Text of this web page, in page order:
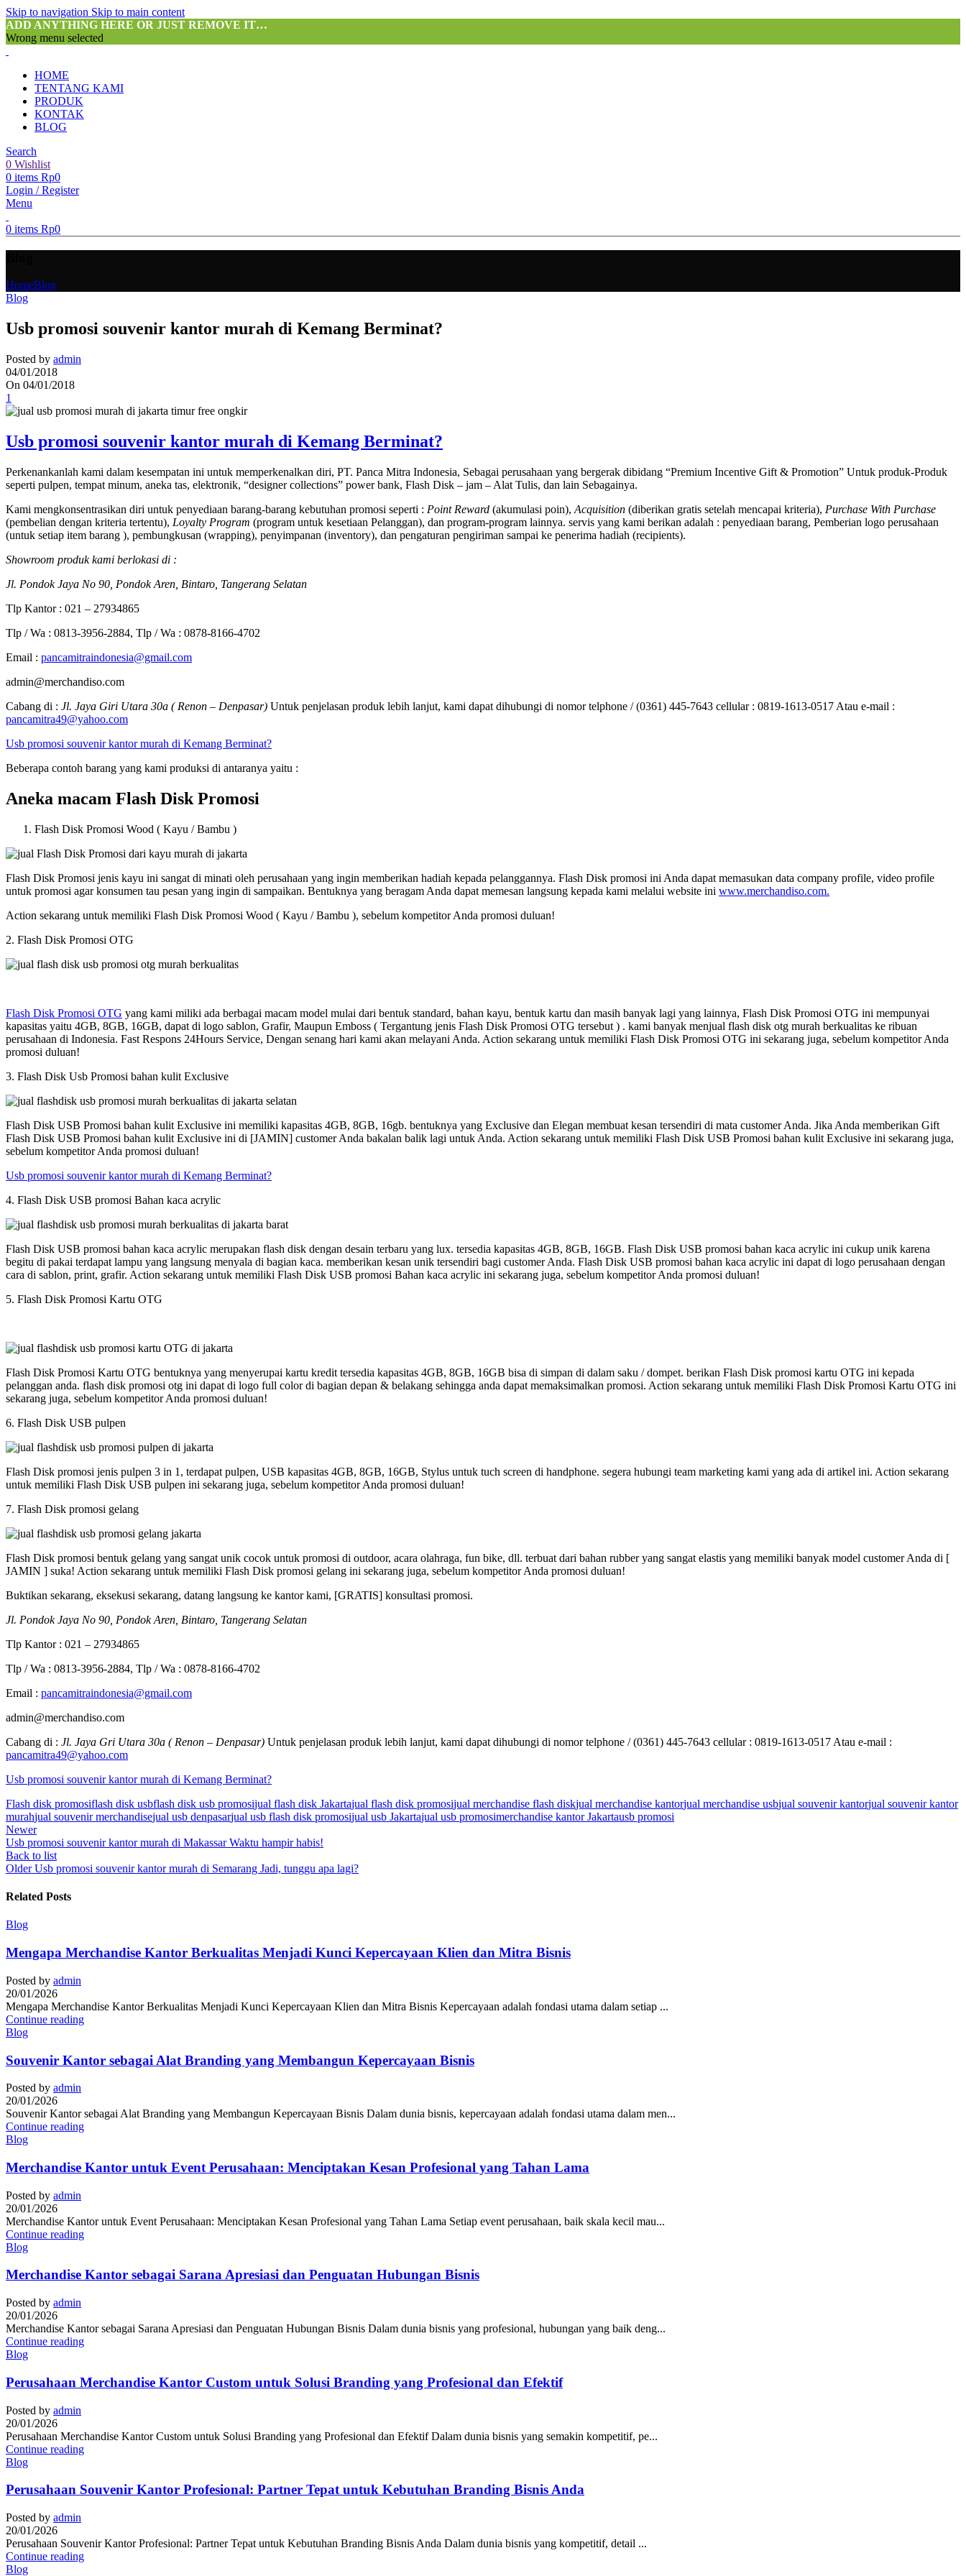
Skip to navigation Skip to main content
ADD ANYTHING HERE OR JUST REMOVE IT…
Wrong menu selected
HOME
TENTANG KAMI
PRODUK
KONTAK
BLOG
Search
0 Wishlist
0 items Rp0
Login / Register
Menu
0 items Rp0
HomeBlog
Blog
Usb promosi souvenir kantor murah di Kemang Berminat?
Posted by admin
04/01/2018
On 04/01/2018
1
Usb promosi souvenir kantor murah di Kemang Berminat?
Perkenankanlah kami dalam kesempatan ini untuk memperkenalkan diri, PT. Panca Mitra Indonesia, Sebagai perusahaan yang bergerak dibidang “Premium Incentive Gift & Promotion” Untuk produk-Produk
seperti pulpen, tempat minum, aneka tas, elektronik, “designer collections” power bank, Flash Disk – jam – Alat Tulis, dan lain Sebagainya.
Kami mengkonsentrasikan diri untuk penyediaan barang-barang kebutuhan promosi seperti : Point Reward (akumulasi poin), Acquisition (diberikan gratis setelah mencapai kriteria), Purchase With Purchase
(pembelian dengan kriteria tertentu), Loyalty Program (program untuk kesetiaan Pelanggan), dan program-program lainnya. servis yang kami berikan adalah : penyediaan barang, Pemberian logo perusahaan
(untuk setiap item barang ), pembungkusan (wrapping), penyimpanan (inventory), dan pengaturan pengiriman sampai ke penerima hadiah (recipients).
Showroom produk kami berlokasi di :
Jl. Pondok Jaya No 90, Pondok Aren, Bintaro, Tangerang Selatan
Tlp Kantor : 021 – 27934865
Tlp / Wa : 0813-3956-2884, Tlp / Wa : 0878-8166-4702
Email : pancamitraindonesia@gmail.com
admin@merchandiso.com
Cabang di : Jl. Jaya Giri Utara 30a ( Renon – Denpasar) Untuk penjelasan produk lebih lanjut, kami dapat dihubungi di nomor telphone / (0361) 445-7643 cellular : 0819-1613-0517 Atau e-mail :
pancamitra49@yahoo.com
Usb promosi souvenir kantor murah di Kemang Berminat?
Beberapa contoh barang yang kami produksi di antaranya yaitu :
Aneka macam Flash Disk Promosi
Flash Disk Promosi Wood ( Kayu / Bambu )
Flash Disk Promosi jenis kayu ini sangat di minati oleh perusahaan yang ingin memberikan hadiah kepada pelanggannya. Flash Disk promosi ini Anda dapat memasukan data company profile, video profile
untuk promosi agar konsumen tau pesan yang ingin di sampaikan. Bentuknya yang beragam Anda dapat memesan langsung kepada kami melalui website ini www.merchandiso.com.
Action sekarang untuk memiliki Flash Disk Promosi Wood ( Kayu / Bambu ), sebelum kompetitor Anda promosi duluan!
2. Flash Disk Promosi OTG
Flash Disk Promosi OTG yang kami miliki ada berbagai macam model mulai dari bentuk standard, bahan kayu, bentuk kartu dan masih banyak lagi yang lainnya, Flash Disk Promosi OTG ini mempunyai
kapasitas yaitu 4GB, 8GB, 16GB, dapat di logo sablon, Grafir, Maupun Emboss ( Tergantung jenis Flash Disk Promosi OTG tersebut ) . kami banyak menjual flash disk otg murah berkualitas ke ribuan
perusahaan di Indonesia. Fast Respons 24Hours Service, Dengan senang hari kami akan melayani Anda. Action sekarang untuk memiliki Flash Disk Promosi OTG ini sekarang juga, sebelum kompetitor Anda
promosi duluan!
3. Flash Disk Usb Promosi bahan kulit Exclusive
Flash Disk USB Promosi bahan kulit Exclusive ini memiliki kapasitas 4GB, 8GB, 16gb. bentuknya yang Exclusive dan Elegan membuat kesan tersendiri di mata customer Anda. Jika Anda memberikan Gift
Flash Disk USB Promosi bahan kulit Exclusive ini di [JAMIN] customer Anda bakalan balik lagi untuk Anda. Action sekarang untuk memiliki Flash Disk USB Promosi bahan kulit Exclusive ini sekarang juga,
sebelum kompetitor Anda promosi duluan!
Usb promosi souvenir kantor murah di Kemang Berminat?
4. Flash Disk USB promosi Bahan kaca acrylic
Flash Disk USB promosi bahan kaca acrylic merupakan flash disk dengan desain terbaru yang lux. tersedia kapasitas 4GB, 8GB, 16GB. Flash Disk USB promosi bahan kaca acrylic ini cukup unik karena
begitu di pakai terdapat lampu yang langsung menyala di bagian kaca. memberikan kesan unik tersendiri bagi customer Anda. Flash Disk USB promosi bahan kaca acrylic ini dapat di logo perusahaan dengan
cara di sablon, print, grafir. Action sekarang untuk memiliki Flash Disk USB promosi Bahan kaca acrylic ini sekarang juga, sebelum kompetitor Anda promosi duluan!
5. Flash Disk Promosi Kartu OTG
Flash Disk Promosi Kartu OTG bentuknya yang menyerupai kartu kredit tersedia kapasitas 4GB, 8GB, 16GB bisa di simpan di dalam saku / dompet. berikan Flash Disk promosi kartu OTG ini kepada
pelanggan anda. flash disk promosi otg ini dapat di logo full color di bagian depan & belakang sehingga anda dapat memaksimalkan promosi. Action sekarang untuk memiliki Flash Disk Promosi Kartu OTG ini
sekarang juga, sebelum kompetitor Anda promosi duluan!
6. Flash Disk USB pulpen
Flash Disk promosi jenis pulpen 3 in 1, terdapat pulpen, USB kapasitas 4GB, 8GB, 16GB, Stylus untuk tuch screen di handphone. segera hubungi team marketing kami yang ada di artikel ini. Action sekarang
untuk memiliki Flash Disk USB pulpen ini sekarang juga, sebelum kompetitor Anda promosi duluan!
7. Flash Disk promosi gelang
Flash Disk promosi bentuk gelang yang sangat unik cocok untuk promosi di outdoor, acara olahraga, fun bike, dll. terbuat dari bahan rubber yang sangat elastis yang memiliki banyak model customer Anda di [
JAMIN ] suka! Action sekarang untuk memiliki Flash Disk promosi gelang ini sekarang juga, sebelum kompetitor Anda promosi duluan!
Buktikan sekarang, eksekusi sekarang, datang langsung ke kantor kami, [GRATIS] konsultasi promosi.
Jl. Pondok Jaya No 90, Pondok Aren, Bintaro, Tangerang Selatan
Tlp Kantor : 021 – 27934865
Tlp / Wa : 0813-3956-2884, Tlp / Wa : 0878-8166-4702
Email : pancamitraindonesia@gmail.com
admin@merchandiso.com
Cabang di : Jl. Jaya Gri Utara 30a ( Renon – Denpasar) Untuk penjelasan produk lebih lanjut, kami dapat dihubungi di nomor telphone / (0361) 445-7643 cellular : 0819-1613-0517 Atau e-mail :
pancamitra49@yahoo.com
Usb promosi souvenir kantor murah di Kemang Berminat?
Flash disk promosiflash disk usbflash disk usb promosijual flash disk Jakartajual flash disk promosijual merchandise flash diskjual merchandise kantorjual merchandise usbjual souvenir kantorjual souvenir kantor
murahjual souvenir merchandisejual usb denpasarjual usb flash disk promosijual usb Jakartajual usb promosimerchandise kantor Jakartausb promosi
Newer
Usb promosi souvenir kantor murah di Makassar Waktu hampir habis!
Back to list
Older Usb promosi souvenir kantor murah di Semarang Jadi, tunggu apa lagi?
Related Posts
Blog
Mengapa Merchandise Kantor Berkualitas Menjadi Kunci Kepercayaan Klien dan Mitra Bisnis
Posted by admin
20/01/2026
Mengapa Merchandise Kantor Berkualitas Menjadi Kunci Kepercayaan Klien dan Mitra Bisnis Kepercayaan adalah fondasi utama dalam setiap ...
Continue reading
Blog
Souvenir Kantor sebagai Alat Branding yang Membangun Kepercayaan Bisnis
Posted by admin
20/01/2026
Souvenir Kantor sebagai Alat Branding yang Membangun Kepercayaan Bisnis Dalam dunia bisnis, kepercayaan adalah fondasi utama dalam men...
Continue reading
Blog
Merchandise Kantor untuk Event Perusahaan: Menciptakan Kesan Profesional yang Tahan Lama
Posted by admin
20/01/2026
Merchandise Kantor untuk Event Perusahaan: Menciptakan Kesan Profesional yang Tahan Lama Setiap event perusahaan, baik skala kecil mau...
Continue reading
Blog
Merchandise Kantor sebagai Sarana Apresiasi dan Penguatan Hubungan Bisnis
Posted by admin
20/01/2026
Merchandise Kantor sebagai Sarana Apresiasi dan Penguatan Hubungan Bisnis Dalam dunia bisnis yang profesional, hubungan yang baik deng...
Continue reading
Blog
Perusahaan Merchandise Kantor Custom untuk Solusi Branding yang Profesional dan Efektif
Posted by admin
20/01/2026
Perusahaan Merchandise Kantor Custom untuk Solusi Branding yang Profesional dan Efektif Dalam dunia bisnis yang semakin kompetitif, pe...
Continue reading
Blog
Perusahaan Souvenir Kantor Profesional: Partner Tepat untuk Kebutuhan Branding Bisnis Anda
Posted by admin
20/01/2026
Perusahaan Souvenir Kantor Profesional: Partner Tepat untuk Kebutuhan Branding Bisnis Anda Dalam dunia bisnis yang kompetitif, detail ...
Continue reading
Blog